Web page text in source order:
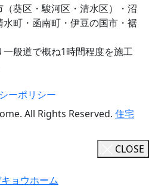
葵区・駿河区・清水区）・沼
町・函南町・伊豆の国市・裾
一般道で概ね1時間程度を施工
ーポリシー
All Rights Reserved. 住宅
CLOSE